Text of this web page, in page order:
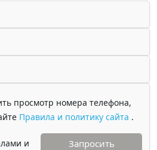
просмотр номера телефона,
Правила и политику сайта .
и
Запросить